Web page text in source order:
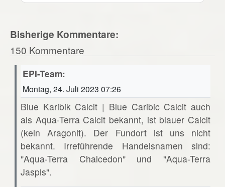
Bisherige Kommentare:
150 Kommentare
EPI-Team:
Montag, 24. Juli 2023 07:26
Blue Karibik Calcit | Blue Caribic Calcit auch
als Aqua-Terra Calcit bekannt, ist blauer Calcit
(kein Aragonit). Der Fundort ist uns nicht
bekannt. Irreführende Handelsnamen sind:
"Aqua-Terra Chalcedon" und "Aqua-Terra
Jaspis".